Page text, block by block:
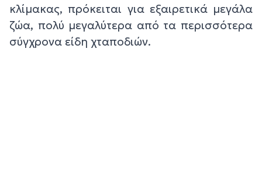
κλίμακας, πρόκειται για εξαιρετικά μεγάλα
ζώα, πολύ μεγαλύτερα από τα περισσότερα
σύγχρονα είδη χταποδιών.